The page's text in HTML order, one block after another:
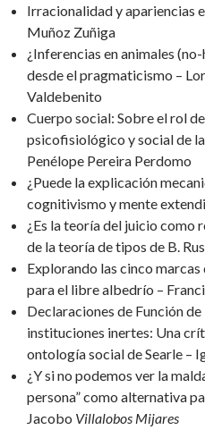
Irracionalidad y apariencias
Muñoz Zuñiga
¿Inferencias en animales
desde el pragmaticismo –
Valdebenito
Cuerpo social: Sobre el rol
psicofisiológico y social de
Penélope Pereira Perdomo
¿Puede la explicación
cognitivismo y mente
¿Es la teoría del juicio
de la teoría de tipos de B.
Explorando las cinco
para el libre albedrío –
Declaraciones de Función
instituciones inertes: Una
ontología social de Searle –
¿Y si no podemos ver la
persona” como alternativa
Jacobo Villalobos Mijares